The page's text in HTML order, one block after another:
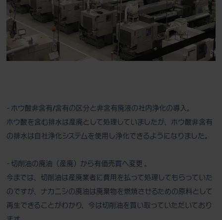
- ホウ酸非含有/含有の区分と非含有廃液の社内浄化の導入。
ホウ酸を含む排水は産廃として処理していましたが、ホウ酸非含有
の排水は自社浄化システムを使用し浄化できるようになりました。
- 切削油の廃油（産廃）から有価売買へ変更 。
今までは、切削油は産廃業者に費用を払って処理してもらっていた
のですが、ナカニシの廃油は廃棄物を燃焼させるための原料として
再生できることがわかり、今は切削油を買い取っていただいており